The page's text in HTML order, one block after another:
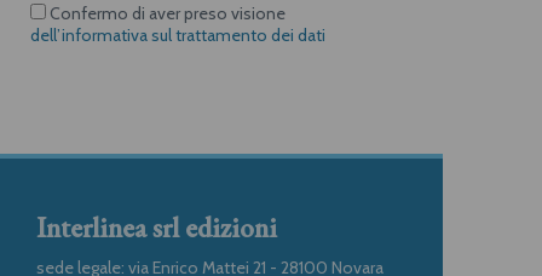
Confermo di aver preso visione
dell’informativa sul trattamento dei dati
Interlinea srl edizioni
sede legale: via Enrico Mattei 21 - 28100 Novara